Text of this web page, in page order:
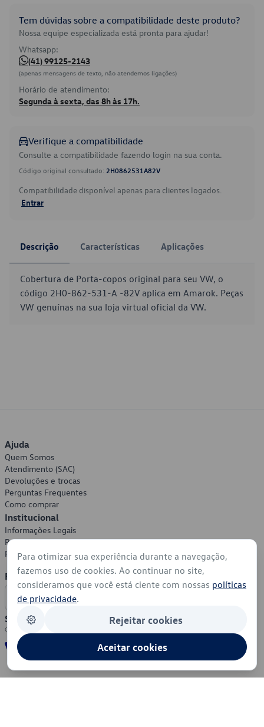
Tem dúvidas sobre a compatibilidade deste produto?
Nossa equipe especializada está pronta para ajudar!
Whatsapp:
(41) 99125-2143
(apenas mensagens de texto, não atendemos ligações)
Horário de atendimento:
Segunda à sexta, das 8h às 17h.
Verifique a compatibilidade
Consulte a compatibilidade fazendo login na sua conta.
Código original consultado: 2H0862531A82V
Compatibilidade disponível apenas para clientes logados.
Entrar
Descrição Características Aplicações
Cobertura de Porta-copos original para seu VW, o
código 2H0-862-531-A -82V aplica em Amarok. Peças
VW genuínas na sua loja virtual oficial da VW.
Ajuda
Quem Somos
Atendimento (SAC)
Devoluções e trocas
Perguntas Frequentes
Como comprar
Institucional
Informações Legais
Política de Privacidade
Política de Cookies
Formas de Pagamento
Segurança
Para otimizar sua experiência durante a navegação,
fazemos uso de cookies. Ao continuar no site,
consideramos que você está ciente com nossas políticas
de privacidade.
Rejeitar cookies
Aceitar cookies